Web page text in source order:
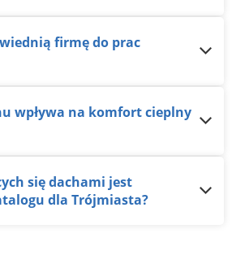
dla Trójmiasta?